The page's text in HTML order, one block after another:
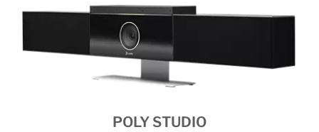
POLY STUDIO